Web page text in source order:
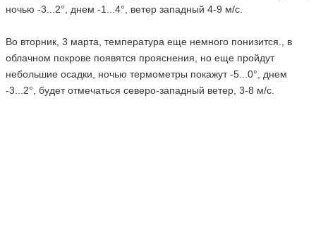
ночью -3...2°, днем -1...4°, ветер западный 4-9 м/с.
Во вторник, 3 марта, температура еще немного понизится., в
облачном покрове появятся прояснения, но еще пройдут
небольшие осадки, ночью термометры покажут -5...0°, днем
-3...2°, будет отмечаться северо-западный ветер, 3-8 м/с.